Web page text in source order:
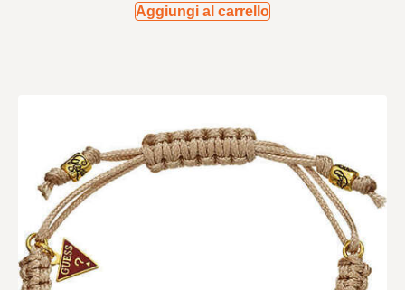
Aggiungi al carrello